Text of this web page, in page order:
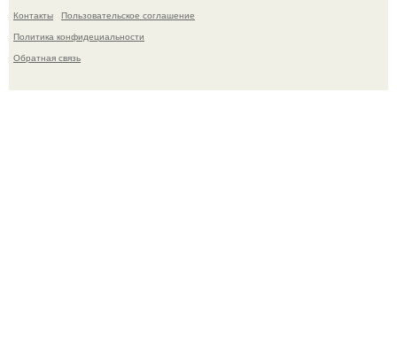
Контакты
Пользовательское соглашение
Политика конфидециальности
Обратная связь